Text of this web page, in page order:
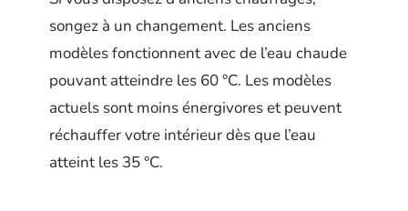
songez à un changement. Les anciens
modèles fonctionnent avec de l’eau chaude
pouvant atteindre les 60 °C. Les modèles
actuels sont moins énergivores et peuvent
réchauffer votre intérieur dès que l’eau
atteint les 35 °C.